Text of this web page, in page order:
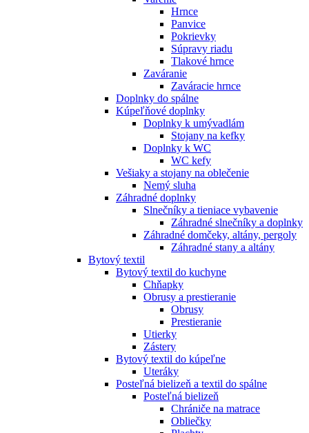
Hrnce
Panvice
Pokrievky
Súpravy riadu
Tlakové hrnce
Zaváranie
Zaváracie hrnce
Doplnky do spálne
Kúpeľňové doplnky
Doplnky k umývadlám
Stojany na kefky
Doplnky k WC
WC kefy
Vešiaky a stojany na oblečenie
Nemý sluha
Záhradné doplnky
Slnečníky a tieniace vybavenie
Záhradné slnečníky a doplnky
Záhradné domčeky, altány, pergoly
Záhradné stany a altány
Bytový textil
Bytový textil do kuchyne
Chňapky
Obrusy a prestieranie
Obrusy
Prestieranie
Utierky
Zástery
Bytový textil do kúpeľne
Uteráky
Posteľná bielizeň a textil do spálne
Posteľná bielizeň
Chrániče na matrace
Obliečky